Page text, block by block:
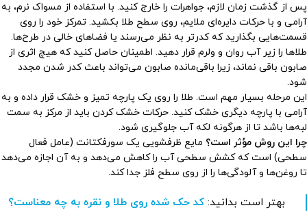
پس از گذشت زمان لازم، جواهرات را خارج کنید. با استفاده از مسواک نرم، به
آرامی و با حرکات دایره‌ای ملایم، روی سطح طلا بکشید. تمرکز خود را روی
قسمت‌هایی بگذارید که کدرتر به نظر می‌رسند یا فضاهای خالی در طرح‌ها.
طلاها را زیر آب روان و ولرم قرار دهید. اطمینان حاصل کنید که هیچ اثری از
صابون باقی نماند، زیرا باقی‌مانده صابون می‌تواند باعث کدر شدن مجدد
شود.
این مرحله بسیار مهم است. طلا را روی یک پارچه تمیز و خشک قرار داده و به
آرامی با پارچه دیگری خشک کنید. حرکات خشک کردن باید از مرکز به سمت
لبه‌ها باشد تا از هرگونه لکه آب جلوگیری شود.
چرا این روش مؤثر است؟ مایع ظرفشویی یک سورفکتانت (عامل فعال
سطحی) است که کشش سطحی آب را کاهش می‌دهد و به آن اجازه می‌دهد
تا روغن‌ها و آلودگی‌ها را از روی سطح فلز جدا کند.
بهتر است بدانید: کد حک شده روی طلا و نقره به چه معناست؟